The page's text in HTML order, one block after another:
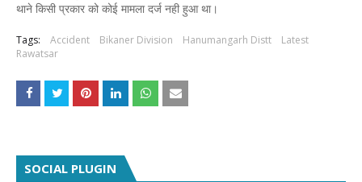
थाने किसी प्रकार को कोई मामला दर्ज नही हुआ था।
Tags: Accident Bikaner Division Hanumangarh Distt
Latest
Rawatsar
SOCIAL PLUGIN